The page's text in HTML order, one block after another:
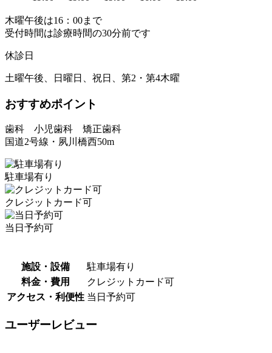
木曜午後は16：00まで
受付時間は診療時間の30分前です
休診日
土曜午後、日曜日、祝日、第2・第4木曜
おすすめポイント
歯科 小児歯科 矯正歯科
国道2号線・夙川橋西50m
駐車場有り
クレジットカード可
当日予約可
施設・設備
駐車場有り
料金・費用
クレジットカード可
アクセス・利便性 当日予約可
ユーザーレビュー